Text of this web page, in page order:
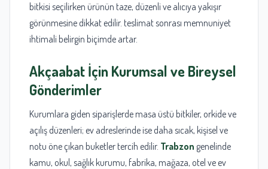
bitkisi seçilirken ürünün taze, düzenli ve alıcıya yakışır
görünmesine dikkat edilir. teslimat sonrası memnuniyet
ihtimali belirgin biçimde artar.
Akçaabat İçin Kurumsal ve Bireysel
Gönderimler
Kurumlara giden siparişlerde masa üstü bitkiler, orkide ve
açılış düzenleri; ev adreslerinde ise daha sıcak, kişisel ve
notu öne çıkan buketler tercih edilir. Trabzon genelinde
kamu, okul, sağlık kurumu, fabrika, mağaza, otel ve ev